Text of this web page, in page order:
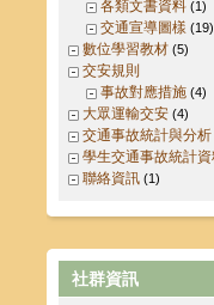
各類文書資料 (1)
交通宣導圖樣 (19)
數位學習教材 (5)
交安規則
事故對應措施 (4)
大眾運輸交安 (4)
交通事故統計與分析
學生交通事故統計
聯絡資訊 (1)
社群資訊